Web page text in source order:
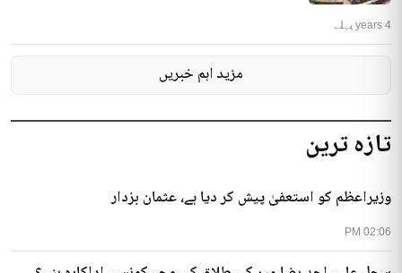
تازہ ترین
وزیراعظم کو استعفیٰ پیش کر دیا ہے، عثمان بزدار